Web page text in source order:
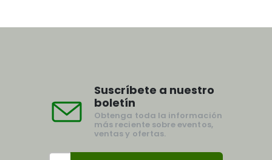
Suscríbete a nuestro
boletín
Obtenga toda la información
más reciente sobre eventos,
ventas y ofertas.